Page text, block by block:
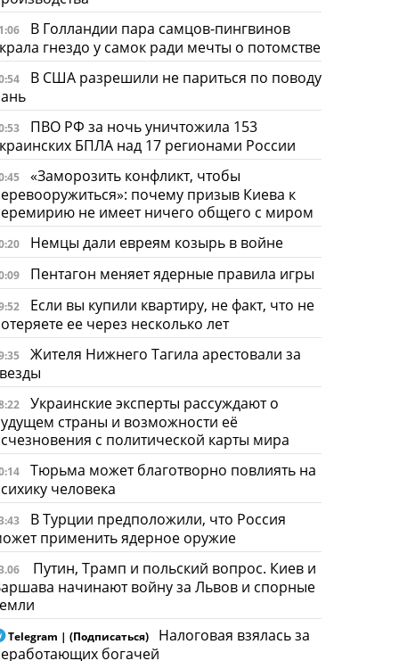
В Голландии пара самцов-пингвинов
гнездо у самок ради мечты о потомстве
В США разрешили не париться по поводу
ПВО РФ за ночь уничтожила 153
БПЛА над 17 регионами России
«Заморозить конфликт, чтобы
почему призыв Киева к
не имеет ничего общего с миром
Немцы дали евреям козырь в войне
Пентагон меняет ядерные правила игры
Если вы купили квартиру, не факт, что не
ее через несколько лет
Жителя Нижнего Тагила арестовали за
Украинские эксперты рассуждают о
страны и возможности её
с политической карты мира
Тюрьма может благотворно повлиять на
человека
В Турции предположили, что Россия
применить ядерное оружие
Путин, Трамп и польский вопрос. Киев и
начинают войну за Львов и спорные
Telegram | (Подписаться)
Налоговая взялась за
богачей